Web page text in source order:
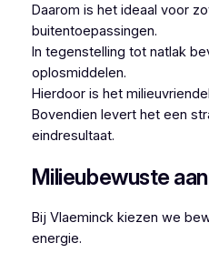
Daarom is het ideaal voor
buitentoepassingen.
In tegenstelling tot natlak
oplosmiddelen.
Hierdoor is het
Bovendien levert het een
eindresultaat.
Milieubewuste
Bij Vlaeminck kiezen we
energie.